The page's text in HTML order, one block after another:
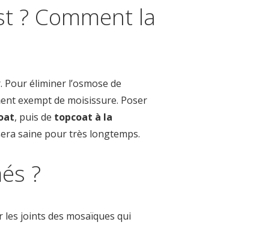
? Comment la
éliminer l’osmose de
exempt de moisissure. Poser
, puis de topcoat à la
saine pour très longtemps.
?
joints des mosaïques qui